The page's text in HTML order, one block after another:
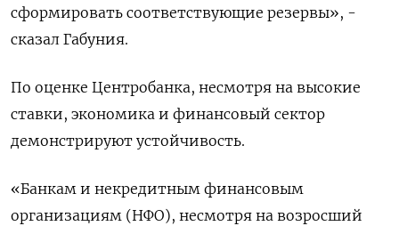
сформировать соответствующие резервы», -
сказал Габуния.
По оценке Центробанка, несмотря на высокие
ставки, экономика и финансовый сектор
демонстрируют устойчивость.
«Банкам и некредитным финансовым
организациям (НФО), несмотря на возросший